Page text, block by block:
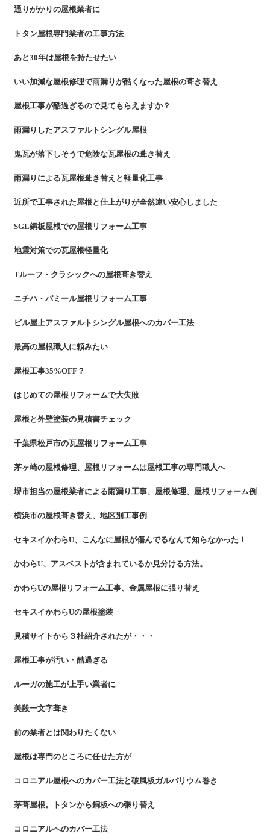
通りがかりの屋根業者に
トタン屋根専門業者の工事方法
あと30年は屋根を持たせたい
いい加減な屋根修理で雨漏りが酷くなった屋根の葺き替え
屋根工事が酷過ぎるので見てもらえますか？
雨漏りしたアスファルトシングル屋根
鬼瓦が落下しそうで危険な瓦屋根の葺き替え
雨漏りによる瓦屋根葺き替えと軽量化工事
近所で工事された屋根と仕上がりが全然違い安心しました
SGL鋼板屋根での屋根リフォーム工事
地震対策での瓦屋根軽量化
Tルーフ・クラシックへの屋根葺き替え
ニチハ・パミール屋根リフォーム工事
ビル屋上アスファルトシングル屋根へのカバー工法
最高の屋根職人に頼みたい
屋根工事35%OFF？
はじめての屋根リフォームで大失敗
屋根と外壁塗装の見積書チェック
千葉県松戸市の瓦屋根リフォーム工事
茅ヶ崎の屋根修理、屋根リフォームは屋根工事の専門職人へ
堺市担当の屋根業者による雨漏り工事、屋根修理、屋根リフォーム例
横浜市の屋根葺き替え、地区別工事例
セキスイかわらU、こんなに屋根が傷んでるなんて知らなかった！
かわらU、アスベストが含まれているか見分ける方法。
かわらUの屋根リフォーム工事、金属屋根に張り替え
セキスイかわらUの屋根塗装
見積サイトから３社紹介されたが・・・
屋根工事が汚い・酷過ぎる
ルーガの施工が上手い業者に
美段一文字葺き
前の業者とは関わりたくない
屋根は専門のところに任せた方が
コロニアル屋根へのカバー工法と破風板ガルバリウム巻き
茅葺屋根。トタンから銅板への張り替え
コロニアルへのカバー工法